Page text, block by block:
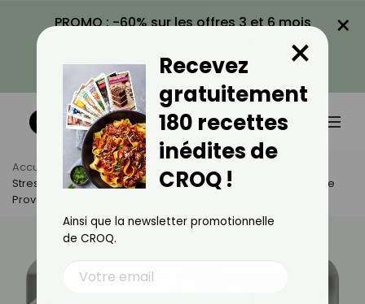
PROMO : -60% sur les offres 3 et 6 mois
VOIR LA PROMO
×
Accueil Actus
Actualités
Stresslaxing : Quand Le Simple Fait D'essayer De Se Détendre
Provoque Du Stress
Recevez
gratuitement
180 recettes
inédites de
CROQ !
×
Ainsi que la newsletter promotionnelle
de CROQ.